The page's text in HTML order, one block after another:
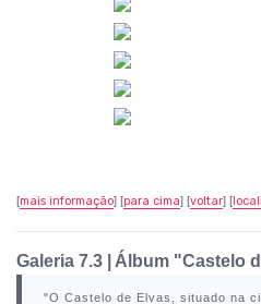
[mais informação] [para cima] [voltar] [
Galeria 7.3 | Álbum "Castelo
"O Castelo de Elvas , situado na